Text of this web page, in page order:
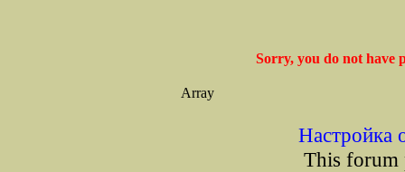
Sorry, you do not have
Array
Настройка
This